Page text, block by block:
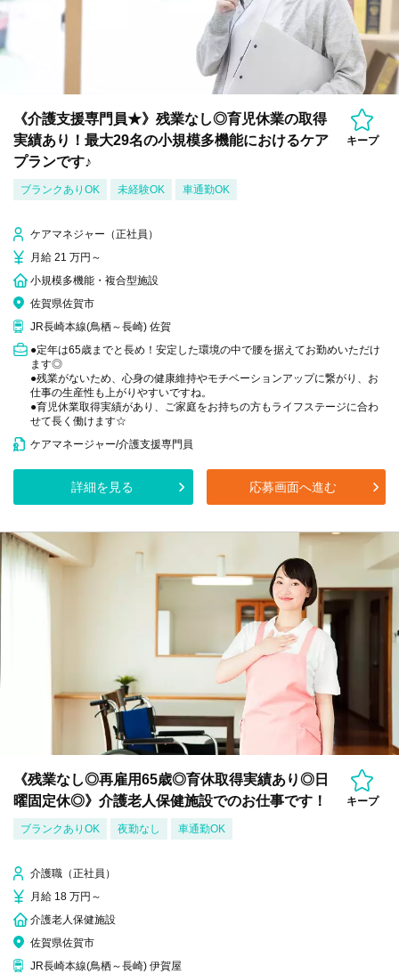
《介護支援専門員★》残業なし◎育児休業の取得
実績あり！最大29名の小規模多機能におけるケア
プランです♪
キープ
ブランクありOK 未経験OK 車通勤OK
ケアマネジャー（正社員）
月給 21 万円～
小規模多機能・複合型施設
佐賀県佐賀市
JR長崎本線(鳥栖～長崎) 佐賀
●定年は65歳までと長め！安定した環境の中で腰を据えてお勤めいただけ
ます◎
●残業がないため、心身の健康維持やモチベーションアップに繋がり、お
仕事の生産性も上がりやすいですね。
●育児休業取得実績があり、ご家庭をお持ちの方もライフステージに合わ
せて長く働けます☆
ケアマネージャー/介護支援専門員
詳細を見る 応募画面へ進む
《残業なし◎再雇用65歳◎育休取得実績あり◎日
曜固定休◎》介護老人保健施設でのお仕事です！
キープ
ブランクありOK 夜勤なし 車通勤OK
介護職（正社員）
月給 18 万円～
介護老人保健施設
佐賀県佐賀市
JR長崎本線(鳥栖～長崎) 伊賀屋